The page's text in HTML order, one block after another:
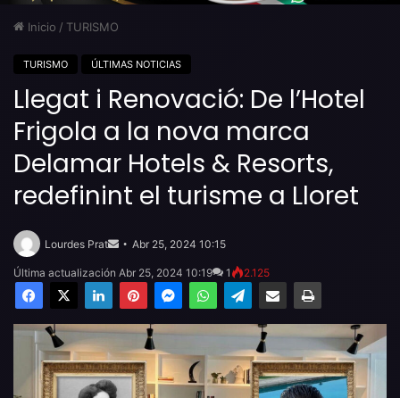
Inicio / TURISMO
TURISMO ÚLTIMAS NOTICIAS
Llegat i Renovació: De l’Hotel
Frigola a la nova marca
Delamar Hotels & Resorts,
redefinint el turisme a Lloret
Lourdes Prat
email
Abr 25, 2024 10:15
Última actualización Abr 25, 2024 10:19 1 2.125
Facebook
X LinkedInPinterestMessengerWhatsAppTelegramCompartir por email Imprimir